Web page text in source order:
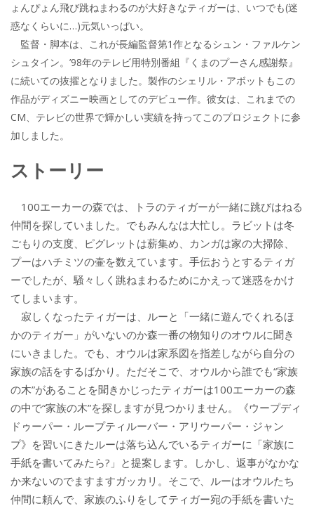
ょんぴょん飛び跳ねまわるのが大好きなティガーは、いつでも(迷
惑なくらいに…)元気いっぱい。
監督・脚本は、これが長編監督第1作となるシュン・ファルケン
シュタイン。’98年のテレビ用特別番組『くまのプーさん感謝祭』
に続いての抜擢となりました。製作のシェリル・アボットもこの
作品がディズニー映画としてのデビュー作。彼女は、これまでの
CM、テレビの世界で輝かしい実績を持ってこのプロジェクトに参
加しました。
ストーリー
100エーカーの森では、トラのティガーが一緒に跳びはねる
仲間を探していました。でもみんなは大忙し。ラビットは冬
ごもりの支度、ピグレットは薪集め、カンガは家の大掃除、
プーはハチミツの壷を数えています。手伝おうとするティガ
ーでしたが、騒々しく跳ねまわるためにかえって迷惑をかけ
てしまいます。
寂しくなったティガーは、ルーと「一緒に遊んでくれるほ
かのティガー」がいないのか森一番の物知りのオウルに聞き
にいきました。でも、オウルは家系図を指差しながら自分の
家族の話をするばかり。ただそこで、オウルから誰でも“家族
の木”があることを聞きかじったティガーは100エーカーの森
の中で“家族の木”を探しますが見つかりません。《ウープディ
ドゥーパー・ループティルーバー・アリウーパー・ジャン
プ》を習いにきたルーは落ち込んでいるティガーに「家族に
手紙を書いてみたら?」と提案します。しかし、返事がなかな
か来ないのでますますガッカリ。そこで、ルーはオウルたち
仲間に頼んで、家族のふりをしてティガー宛の手紙を書いた